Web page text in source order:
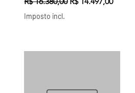
Imposto incl.